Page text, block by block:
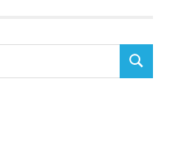
SEARCH